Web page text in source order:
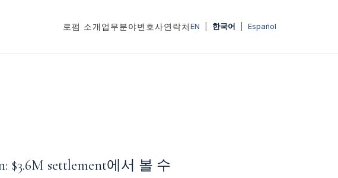
로펌 소개 업무분야변호사연락처 EN 한국어 Español
$3.6M settlement에서 볼 수